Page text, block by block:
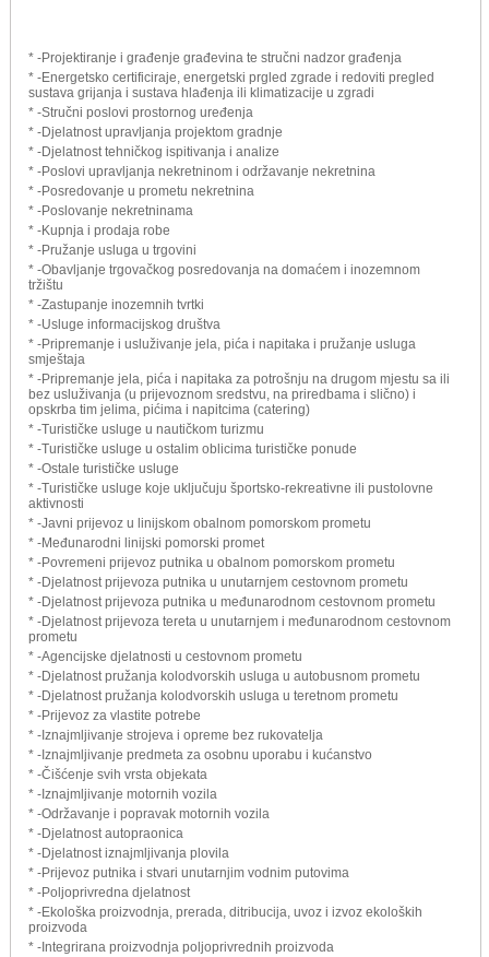
* -Projektiranje i građenje građevina te stručni nadzor građenja
* -Energetsko certificiraje, energetski prgled zgrade i redoviti pregled
sustava grijanja i sustava hlađenja ili klimatizacije u zgradi
* -Stručni poslovi prostornog uređenja
* -Djelatnost upravljanja projektom gradnje
* -Djelatnost tehničkog ispitivanja i analize
* -Poslovi upravljanja nekretninom i održavanje nekretnina
* -Posredovanje u prometu nekretnina
* -Poslovanje nekretninama
* -Kupnja i prodaja robe
* -Pružanje usluga u trgovini
* -Obavljanje trgovačkog posredovanja na domaćem i inozemnom
tržištu
* -Zastupanje inozemnih tvrtki
* -Usluge informacijskog društva
* -Pripremanje i usluživanje jela, pića i napitaka i pružanje usluga
smještaja
* -Pripremanje jela, pića i napitaka za potrošnju na drugom mjestu sa ili
bez usluživanja (u prijevoznom sredstvu, na priredbama i slično) i
opskrba tim jelima, pićima i napitcima (catering)
* -Turističke usluge u nautičkom turizmu
* -Turističke usluge u ostalim oblicima turističke ponude
* -Ostale turističke usluge
* -Turističke usluge koje uključuju športsko-rekreativne ili pustolovne
aktivnosti
* -Javni prijevoz u linijskom obalnom pomorskom prometu
* -Međunarodni linijski pomorski promet
* -Povremeni prijevoz putnika u obalnom pomorskom prometu
* -Djelatnost prijevoza putnika u unutarnjem cestovnom prometu
* -Djelatnost prijevoza putnika u međunarodnom cestovnom prometu
* -Djelatnost prijevoza tereta u unutarnjem i međunarodnom cestovnom
prometu
* -Agencijske djelatnosti u cestovnom prometu
* -Djelatnost pružanja kolodvorskih usluga u autobusnom prometu
* -Djelatnost pružanja kolodvorskih usluga u teretnom prometu
* -Prijevoz za vlastite potrebe
* -Iznajmljivanje strojeva i opreme bez rukovatelja
* -Iznajmljivanje predmeta za osobnu uporabu i kućanstvo
* -Čišćenje svih vrsta objekata
* -Iznajmljivanje motornih vozila
* -Održavanje i popravak motornih vozila
* -Djelatnost autopraonica
* -Djelatnost iznajmljivanja plovila
* -Prijevoz putnika i stvari unutarnjim vodnim putovima
* -Poljoprivredna djelatnost
* -Ekološka proizvodnja, prerada, ditribucija, uvoz i izvoz ekoloških
proizvoda
* -Integrirana proizvodnja poljoprivrednih proizvoda